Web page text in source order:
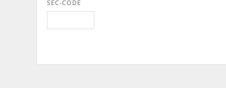
SEC-CODE